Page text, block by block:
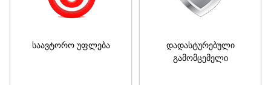
საავტორო უფლება
დადასტურებული
გამომცემელი